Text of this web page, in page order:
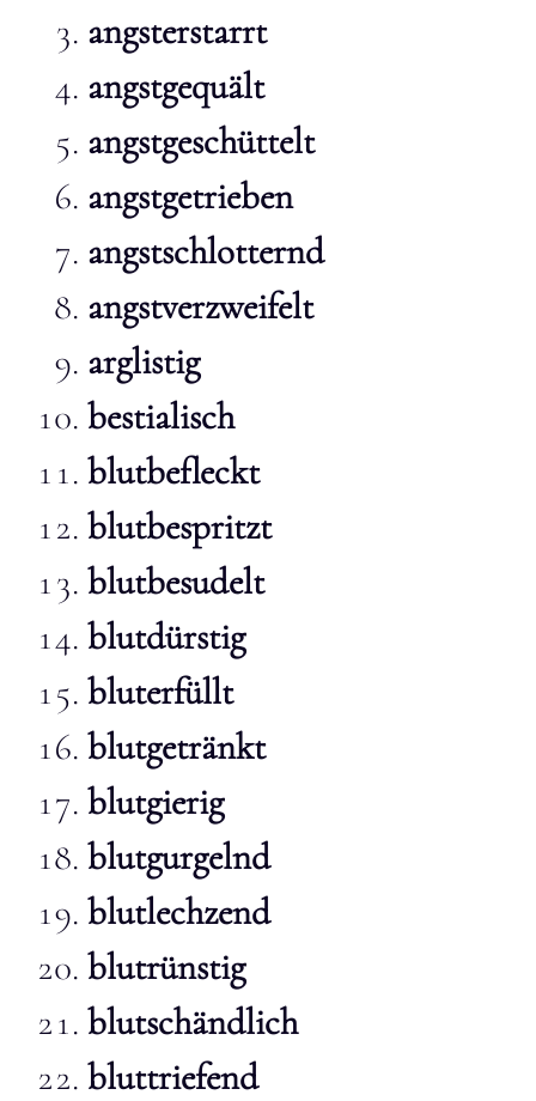
angsterstarrt
angstgequält
angstgeschüttelt
angstgetrieben
angstschlotternd
angstverzweifelt
arglistig
bestialisch
blutbefleckt
blutbespritzt
blutbesudelt
blutdürstig
bluterfüllt
blutgetränkt
blutgierig
blutgurgelnd
blutlechzend
blutrünstig
blutschändlich
bluttriefend